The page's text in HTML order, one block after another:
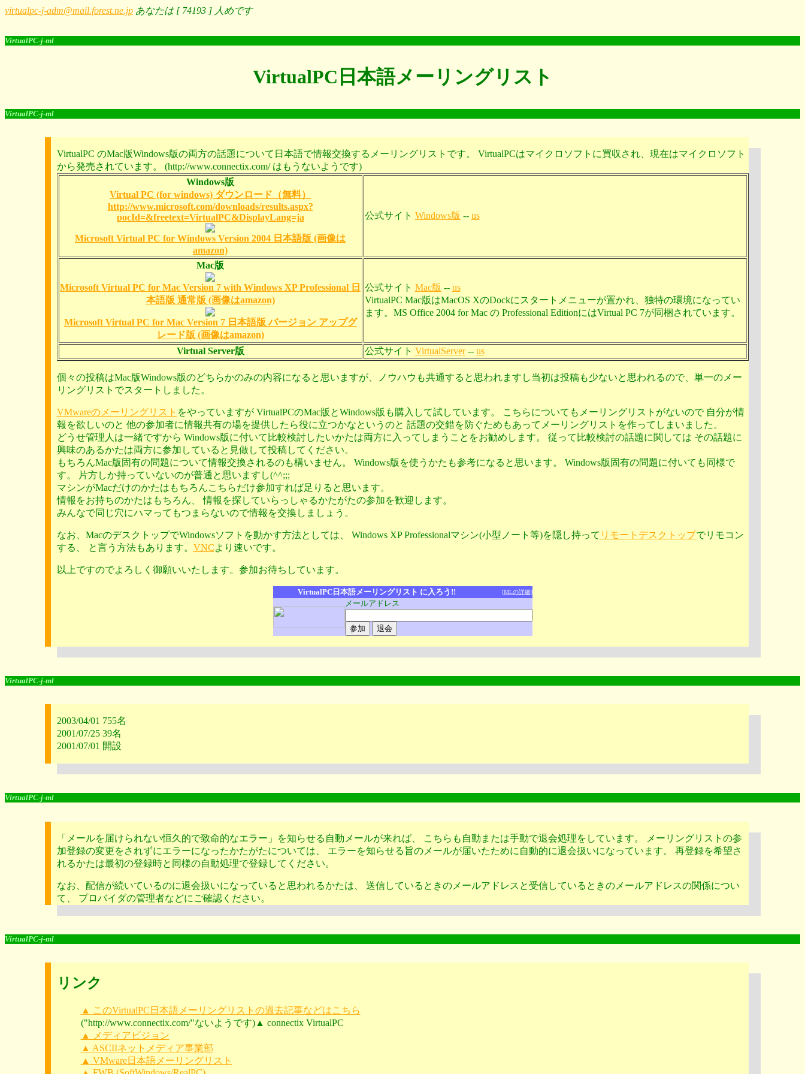
virtualpc-j-adm@mail.forest.ne.jp あなたは [ 74193 ] 人めです
VirtualPC-j-ml
VirtualPC日本語メーリングリスト
VirtualPC-j-ml
VirtualPC のMac版Windows版の両方の話題について日本語で情報交換するメーリングリストです。 VirtualPCはマイクロソフトに買収され、現在はマイクロソフト
から発売されています。 (http://www.connectix.com/ はもうないようです)
Windows版
Virtual PC (for windows) ダウンロード（無料）
http://www.microsoft.com/downloads/results.aspx?
pocId=&freetext=VirtualPC&DisplayLang=ja
Microsoft Virtual PC for Windows Version 2004 日本語版 (画像は
amazon)
公式サイト Windows版 -- us
Mac版
Microsoft Virtual PC for Mac Version 7 with Windows XP Professional 日
本語版 通常版 (画像はamazon)
Microsoft Virtual PC for Mac Version 7 日本語版 バージョン アップグ
レード版 (画像はamazon)
公式サイト Mac版 -- us
VirtualPC Mac版はMacOS XのDockにスタートメニューが置かれ、独特の環境になってい
ます。MS Office 2004 for Mac の Professional EditionにはVirtual PC 7が同梱されています。
Virtual Server版 公式サイト VirtualServer-- us
個々の投稿はMac版Windows版のどちらかのみの内容になると思いますが、ノウハウも共通すると思われますし当初は投稿も少ないと思われるので、単一のメー
リングリストでスタートしました。
VMwareのメーリングリスト をやっていますが VirtualPCのMac版とWindows版も購入して試しています。 こちらについてもメーリングリストがないので 自分が情
報を欲しいのと 他の参加者に情報共有の場を提供したら役に立つかなというのと 話題の交錯を防ぐためもあってメーリングリストを作ってしまいました。
どうせ管理人は一緒ですから Windows版に付いて比較検討したいかたは両方に入ってしまうことをお勧めします。 従って比較検討の話題に関しては その話題に
興味のあるかたは両方に参加していると見做して投稿してください。
もちろんMac版固有の問題について情報交換されるのも構いません。 Windows版を使うかたも参考になると思います。 Windows版固有の問題に付いても同様で
す。 片方しか持っていないのが普通と思いますし(^^;;;
マシンがMacだけのかたはもちろんこちらだけ参加すれば足りると思います。
情報をお持ちのかたはもちろん、 情報を探していらっしゃるかたがたの参加を歓迎します。
みんなで同じ穴にハマってもつまらないので情報を交換しましょう。
なお、MacのデスクトップでWindowsソフトを動かす方法としては、 Windows XP Professionalマシン(小型ノート等)を隠し持って リモートデスクトップでリモコン
する、 と言う方法もあります。 VNCより速いです。
以上ですのでよろしく御願いいたします。参加お待ちしています。
VirtualPC日本語メーリングリスト に入ろう!! [MLの詳細]
メールアドレス
VirtualPC-j-ml
2003/04/01 755名
2001/07/25 39名
2001/07/01 開設
VirtualPC-j-ml
「メールを届けられない恒久的で致命的なエラー」を知らせる自動メールが来れば、 こちらも自動または手動で退会処理をしています。 メーリングリストの参
加登録の変更をされずにエラーになったかたがたについては、 エラーを知らせる旨のメールが届いたために自動的に退会扱いになっています。 再登録を希望さ
れるかたは最初の登録時と同様の自動処理で登録してください。
なお、配信が続いているのに退会扱いになっていると思われるかたは、 送信しているときのメールアドレスと受信しているときのメールアドレスの関係につい
て、 プロバイダの管理者などにご確認ください。
VirtualPC-j-ml
リンク
▲ このVirtualPC日本語メーリングリストの過去記事などはこちら
("http://www.connectix.com/"ないようです)▲ connectix VirtualPC
▲ メディアビジョン
▲ ASCIIネットメディア事業部
▲ VMware日本語メーリングリスト